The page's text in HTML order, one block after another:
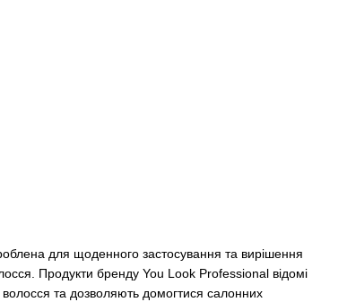
для щоденного застосування та вирішення
Продукти бренду You Look Professional відомі
та дозволяють домогтися салонних